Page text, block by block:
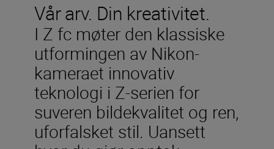
Vår arv. Din kreativitet.
I Z fc møter den klassiske
utformingen av Nikon-
kameraet innovativ
teknologi i Z-serien for
suveren bildekvalitet og ren,
uforfalsket stil. Uansett